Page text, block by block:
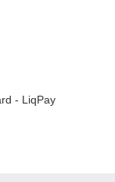
- LiqPay